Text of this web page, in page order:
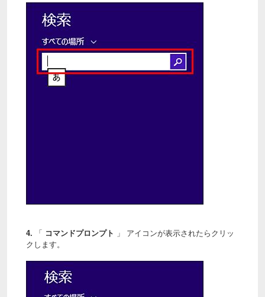
4. 「 コマンドプロンプト 」 アイコンが表示されたらクリッ
クします。